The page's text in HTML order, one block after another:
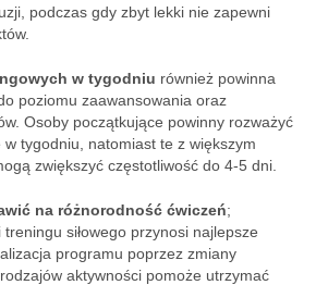
podczas gdy zbyt lekki nie zapewni
w tygodniu również powinna
poziomu zaawansowania oraz
Osoby początkujące powinny rozważyć
tygodniu, natomiast te z większym
zwiększyć częstotliwość do 4-5 dni.
na różnorodność ćwiczeń;
treningu siłowego przynosi najlepsze
programu poprzez zmiany
aktywności pomoże utrzymać